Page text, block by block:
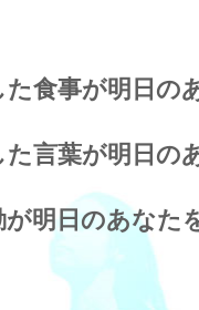
食事が明日の
言葉が明日の
明日のあなた